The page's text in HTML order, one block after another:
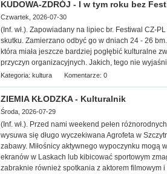
KUDOWA-ZDRÓJ - I w tym roku bez
Czwartek, 2026-07-30
(Inf. wł.). Zapowiadany na lipiec br. Festiwal CZ-
skutku. Zamierzano odbyć go w dniach 24 - 26
która miała jeszcze bardziej pogłębić kulturalne
przyczyn organizacyjnych. Jakich, tego nie
Kategoria: kultura Komentarze: 0
ZIEMIA KŁODZKA - Kulturalnik
Środa, 2026-07-29
(Inf. wł.). Przed nami weekend pełen
wysuwa się długo wyczekiwana Agrofeta w
zabawy. Miłośnicy aktywnego wypoczynku mogą
ekranów w Laskach lub kibicować sportowym
zabraknie również spotkania z aktorem filmowym